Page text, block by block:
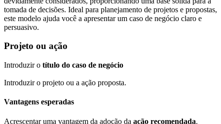
tomada de decisões. Ideal para planejamento de projetos e propostas,
este modelo ajuda você a apresentar um caso de negócio claro e
persuasivo.
Projeto ou ação
Introduzir o título do caso de negócio
Introduzir o projeto ou a ação proposta.
Vantagens esperadas
Acrescentar uma vantagem da adoção da ação recomendada.